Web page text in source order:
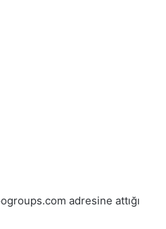
adresine attığı